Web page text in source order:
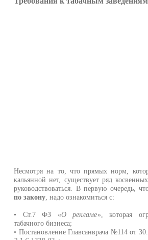
Несмотря на то, что прямых норм,
кальянной нет, существует ряд
руководствоваться. В первую очередь,
по закону , надо ознакомиться с:
• Ст.7 ФЗ «О рекламе», которая
табачного бизнеса;
• Постановление Главсанврача №114 от